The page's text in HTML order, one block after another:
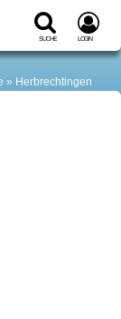
Suche Login
Herbrechtingen